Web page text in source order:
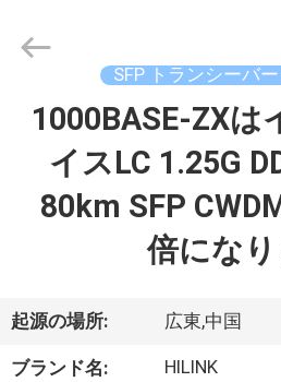
わ
supplier.
Copyright
Shenzhen
Reserved.
SFP トランシーバ
1000BASE-ZXは
イスLC 1.25G
80km SFP
倍にな
起源の場所: 広東,中国
ブランド名: HILINK